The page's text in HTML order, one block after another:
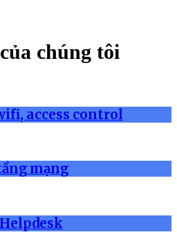
chúng tôi
access control
mạng